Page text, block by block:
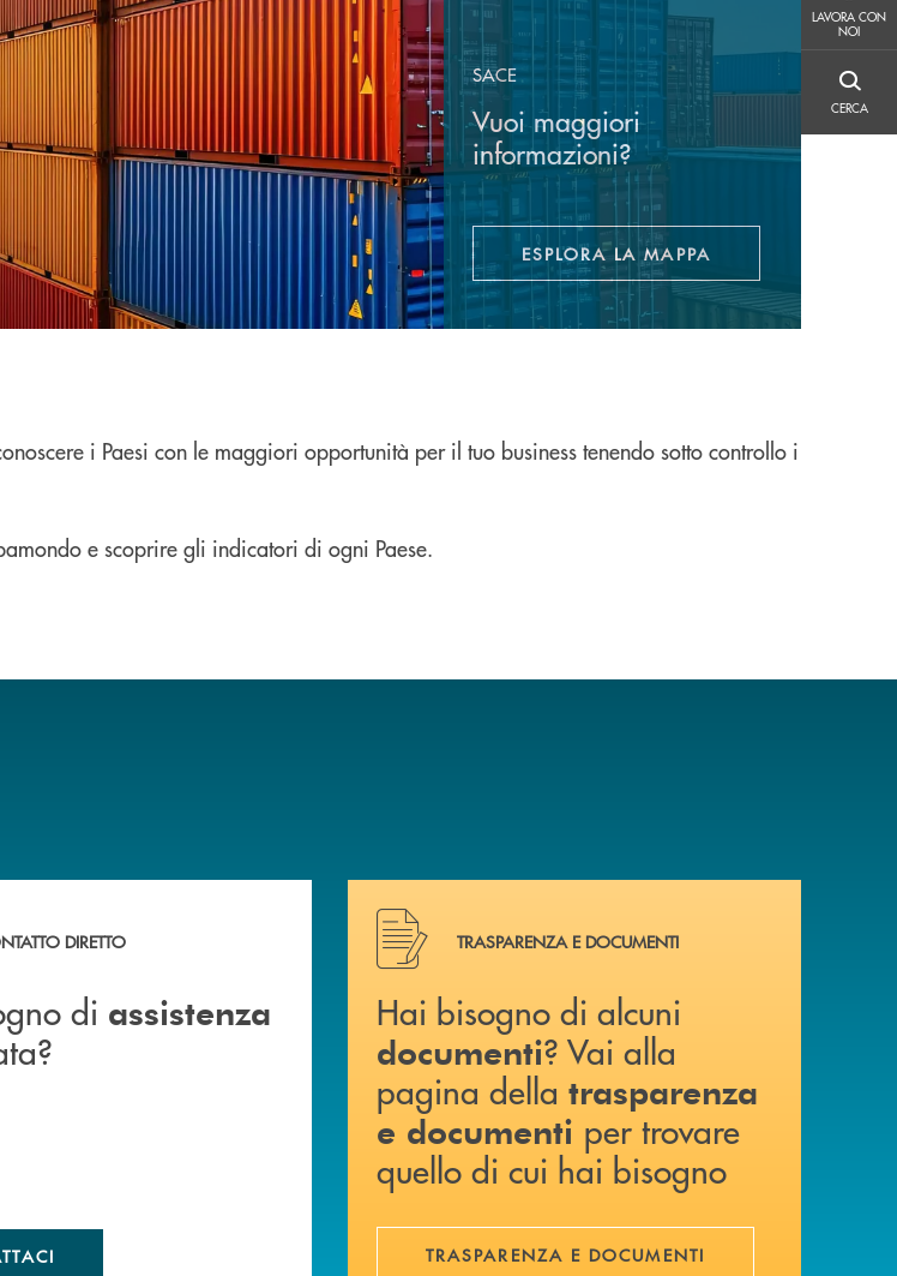
LAVORA CON
NOI
LAVORA CON NOI
CERCA
CERCA
SACE
Vuoi maggiori
informazioni?
ESPLORA LA MAPPAAPRE UNA NUOVA FINESTRA
i Paesi con le maggiori opportunità per il tuo business tenendo sotto controllo i
e scoprire gli indicatori di ogni Paese.
assistenza immediata?
DIRETTO
di assistenza
Hai bisogno di alcuni documenti ? Vai alla pagina
TRASPARENZA E DOCUMENTI
Hai bisogno di alcuni
documenti? Vai alla
pagina della trasparenza
e documenti per trovare
quello di cui hai bisogno
TRASPARENZA E DOCUMENTI